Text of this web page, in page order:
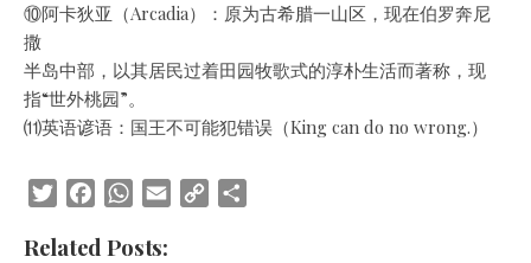
⑩阿卡狄亚（Arcadia）：原为古希腊一山区，现在伯罗奔尼
撒
半岛中部，以其居民过着田园牧歌式的淳朴生活而著称，现
指“世外桃园”。
⑾英语谚语：国王不可能犯错误（King can do no wrong.）
TwitterFacebookWhatsApp
Email Copy
Related Posts: